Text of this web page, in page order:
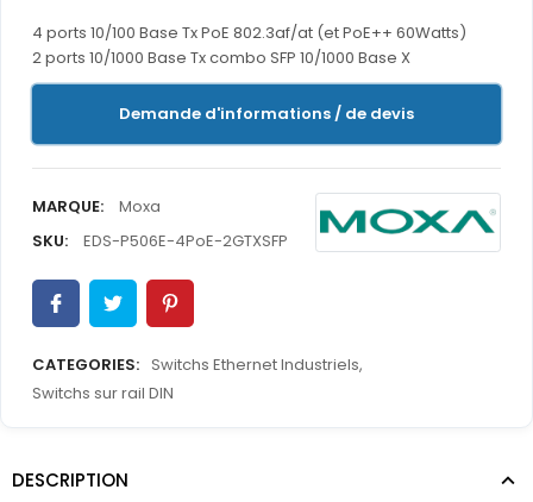
4 ports 10/100 Base Tx PoE 802.3af/at (et PoE++ 60Watts)
2 ports 10/1000 Base Tx combo SFP 10/1000 Base X
Demande d'informations / de devis
MARQUE:
Moxa
SKU:
EDS-P506E-4PoE-2GTXSFP
CATEGORIES: Switchs Ethernet Industriels,
Switchs sur rail DIN
DESCRIPTION